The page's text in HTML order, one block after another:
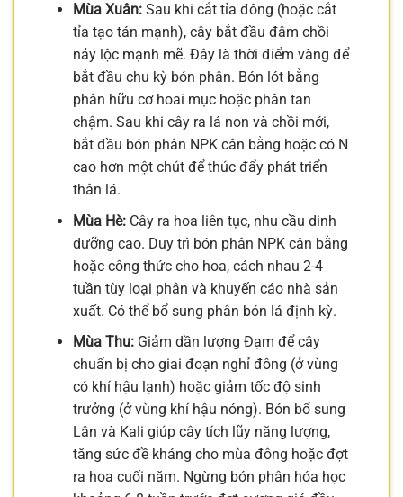
Mùa Xuân:Sau khi cắt tỉa đông (hoặc cắt
tỉa tạo tán mạnh), cây bắt đầu đâm chồi
nảy lộc mạnh mẽ. Đây là thời điểm vàng để
bắt đầu chu kỳ bón phân. Bón lót bằng
phân hữu cơ hoai mục hoặc phân tan
chậm. Sau khi cây ra lá non và chồi mới,
bắt đầu bón phân NPK cân bằng hoặc có N
cao hơn một chút để thúc đẩy phát triển
thân lá.
Mùa Hè:Cây ra hoa liên tục, nhu cầu dinh
dưỡng cao. Duy trì bón phân NPK cân bằng
hoặc công thức cho hoa, cách nhau 2-4
tuần tùy loại phân và khuyến cáo nhà sản
xuất. Có thể bổ sung phân bón lá định kỳ.
Mùa Thu:Giảm dần lượng Đạm để cây
chuẩn bị cho giai đoạn nghỉ đông (ở vùng
có khí hậu lạnh) hoặc giảm tốc độ sinh
trưởng (ở vùng khí hậu nóng). Bón bổ sung
Lân và Kali giúp cây tích lũy năng lượng,
tăng sức đề kháng cho mùa đông hoặc đợt
ra hoa cuối năm. Ngừng bón phân hóa học